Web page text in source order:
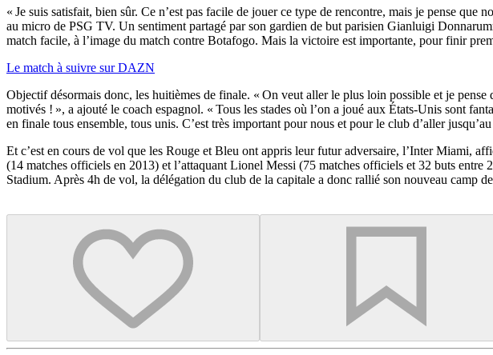
« Je suis satisfait, bien sûr. Ce n’est pas facile de jouer ce type de rencontre, mais je pense
au micro de PSG TV. Un sentiment partagé par son gardien de but parisien Gianluigi
match facile, à l’image du match contre Botafogo. Mais la victoire est importante, pour finir
Le match à suivre sur DAZN
Objectif désormais donc, les huitièmes de finale. « On veut aller le plus loin possible et je
motivés ! », a ajouté le coach espagnol. « Tous les stades où l’on a joué aux États-Unis sont
en finale tous ensemble, tous unis. C’est très important pour nous et pour le club d’aller
Et c’est en cours de vol que les Rouge et Bleu ont appris leur futur adversaire, l’Inter Miami,
(14 matches officiels en 2013) et l’attaquant Lionel Messi (75 matches officiels et 32 buts
Stadium. Après 4h de vol, la délégation du club de la capitale a donc rallié son nouveau camp